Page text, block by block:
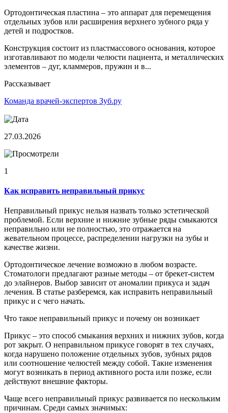
Ортодонтическая пластина – это аппарат для перемещения
отдельных зубов или расширения верхнего зубного ряда у
детей и подростков.
Конструкция состоит из пластмассового основания, которое
изготавливают по модели челюсти пациента, и металлических
элементов – дуг, кламмеров, пружин и в...
Рассказывает
Команда врачей-экспертов Зуб.ру
27.03.2026
1
Как исправить неправильный прикус
Неправильный прикус нельзя назвать только эстетической
проблемой. Если верхние и нижние зубные ряды смыкаются
неправильно или не полностью, это отражается на
жевательном процессе, распределении нагрузки на зубы и
качестве жизни.
Ортодонтическое лечение возможно в любом возрасте.
Стоматологи предлагают разные методы – от брекет-систем
до элайнеров. Выбор зависит от аномалии прикуса и задач
лечения. В статье разберемся, как исправить неправильный
прикус и с чего начать.
Что такое неправильный прикус и почему он возникает
Прикус – это способ смыкания верхних и нижних зубов, когда
рот закрыт. О неправильном прикусе говорят в тех случаях,
когда нарушено положение отдельных зубов, зубных рядов
или соотношение челюстей между собой. Такие изменения
могут возникать в период активного роста или позже, если
действуют внешние факторы.
Чаще всего неправильный прикус развивается по нескольким
причинам. Среди самых значимых: